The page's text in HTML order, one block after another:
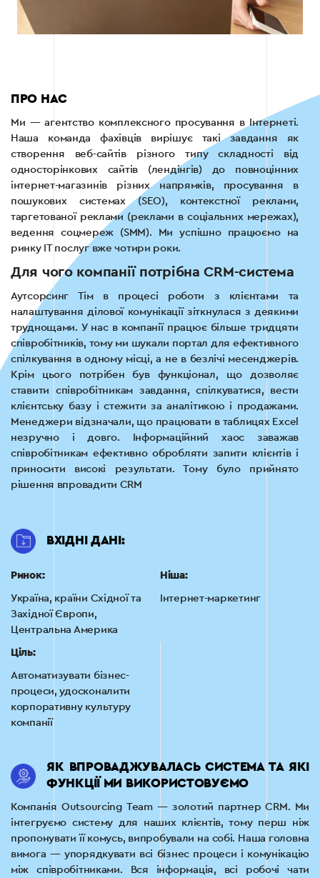
ПРО НАС
Ми — агентство комплексного просування в Інтернеті.
Наша команда фахівців вирішує такі завдання як
створення веб-сайтів різного типу складності від
односторінкових сайтів (лендінгів) до повноцінних
інтернет-магазинів різних напрямків, просування в
пошукових системах (SEO), контекстної реклами,
таргетованої реклами (реклами в соціальних мережах),
ведення соцмереж (SMM). Ми успішно працюємо на
ринку ІТ послуг вже чотири роки.
Для чого компанії потрібна CRM-система
Аутсорсинг Тім в процесі роботи з клієнтами та
налаштування ділової комунікації зіткнулася з деякими
труднощами. У нас в компанії працює більше тридцяти
співробітників, тому ми шукали портал для ефективного
спілкування в одному місці, а не в безлічі месенджерів.
Крім цього потрібен був функціонал, що дозволяє
ставити співробітникам завдання, спілкуватися, вести
клієнтську базу і стежити за аналітикою і продажами.
Менеджери відзначали, що працювати в таблицях Excel
незручно і довго. Інформаційний хаос заважав
співробітникам ефективно обробляти запити клієнтів і
приносити високі результати. Тому було прийнято
рішення впровадити CRM
ВХІДНІ ДАНІ:
Ринок:
Україна, країни Східної та
Західної Європи,
Центральна Америка
Ніша:
Інтернет-маркетинг
Ціль:
Автоматизувати бізнес-
процеси, удосконалити
корпоративну культуру
компанії
ЯК ВПРОВАДЖУВАЛАСЬ СИСТЕМА ТА ЯКІ
ФУНКЦІЇ МИ ВИКОРИСТОВУЄМО
Компанія Outsourcing Team — золотий партнер CRM. Ми
інтегруємо систему для наших клієнтів, тому перш ніж
пропонувати її комусь, випробували на собі. Наша головна
вимога — упорядкувати всі бізнес процеси і комунікацію
між співробітниками. Вся інформація, всі робочі чати